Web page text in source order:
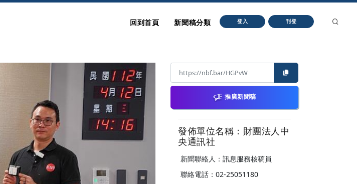
回到首頁 新聞稿分類 登入 刊登
推廣新聞稿
發佈單位名稱：財團法人中
央通訊社
新聞聯絡人：訊息服務核稿員
聯絡電話：02-25051180